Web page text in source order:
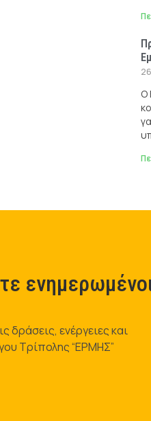
Ο
δράσεις, ενέργειες και
Τρίπολης “ΕΡΜΗΣ”